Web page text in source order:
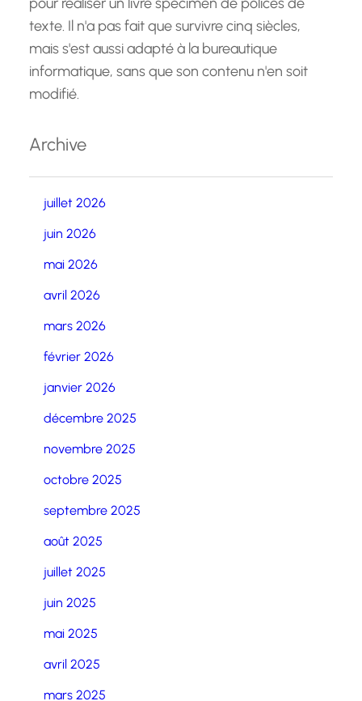
texte. Il n'a pas fait que survivre cinq siècles,
mais s'est aussi adapté à la bureautique
informatique, sans que son contenu n'en soit
modifié.
Archive
juillet 2026
juin 2026
mai 2026
avril 2026
mars 2026
février 2026
janvier 2026
décembre 2025
novembre 2025
octobre 2025
septembre 2025
août 2025
juillet 2025
juin 2025
mai 2025
avril 2025
mars 2025